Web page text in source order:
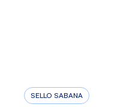
SELLO SABANA